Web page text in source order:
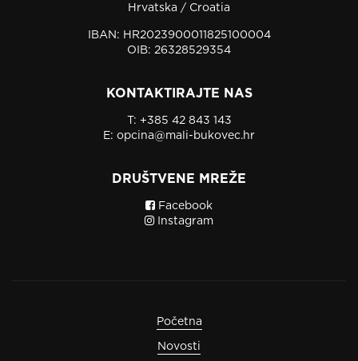
Hrvatska / Croatia
IBAN: HR2023900011825100004
OIB: 26328529354
KONTAKTIRAJTE NAS
T: +385 42 843 143
E: opcina@mali-bukovec.hr
DRUŠTVENE MREŽE
Facebook
Instagram
Početna
Novosti